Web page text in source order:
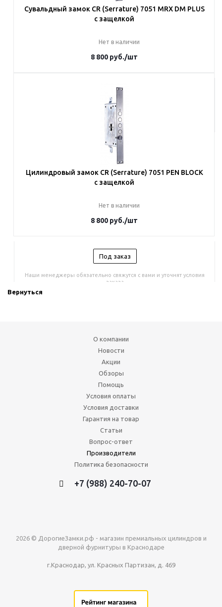
Сувальдный замок CR (Serrature) 7051 MRX DM PLUS
с защелкой
Нет в наличии
8 800 руб./шт
Под заказ
Наши менеджеры обязательно свяжутся с вами и уточнят условия
заказа
Цилиндровый замок CR (Serrature) 7051 PEN BLOCK
c защелкой
Нет в наличии
8 800 руб./шт
Под заказ
Наши менеджеры обязательно свяжутся с вами и уточнят условия
заказа
Вернуться
О компании
Новости
Акции
Обзоры
Помощь
Условия оплаты
Условия доставки
Гарантия на товар
Статьи
Вопрос-ответ
Производители
Политика безопасности
+7 (988) 240-70-07
2026 © ДорогиеЗамки.рф - магазин премиальных цилиндров и
дверной фурнитуры в Краснодаре
г.Краснодар, ул. Красных Партизан, д. 469